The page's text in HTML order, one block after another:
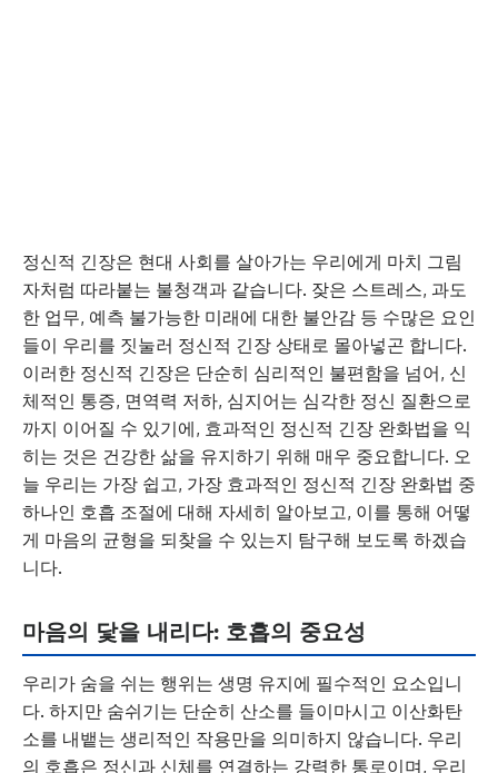
정신적 긴장은 현대 사회를 살아가는 우리에게 마치 그림
자처럼 따라붙는 불청객과 같습니다. 잦은 스트레스, 과도
한 업무, 예측 불가능한 미래에 대한 불안감 등 수많은 요인
들이 우리를 짓눌러 정신적 긴장 상태로 몰아넣곤 합니다.
이러한 정신적 긴장은 단순히 심리적인 불편함을 넘어, 신
체적인 통증, 면역력 저하, 심지어는 심각한 정신 질환으로
까지 이어질 수 있기에, 효과적인 정신적 긴장 완화법을 익
히는 것은 건강한 삶을 유지하기 위해 매우 중요합니다. 오
늘 우리는 가장 쉽고, 가장 효과적인 정신적 긴장 완화법 중
하나인 호흡 조절에 대해 자세히 알아보고, 이를 통해 어떻
게 마음의 균형을 되찾을 수 있는지 탐구해 보도록 하겠습
니다.
마음의 닻을 내리다: 호흡의 중요성
우리가 숨을 쉬는 행위는 생명 유지에 필수적인 요소입니
다. 하지만 숨쉬기는 단순히 산소를 들이마시고 이산화탄
소를 내뱉는 생리적인 작용만을 의미하지 않습니다. 우리
의 호흡은 정신과 신체를 연결하는 강력한 통로이며, 우리